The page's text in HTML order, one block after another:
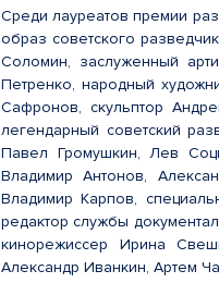
Среди лауреатов премии
образ советского
Соломин, заслуженный
Петренко, народный
Сафронов, скульптор
легендарный советский
Павел Громушкин, Лев
Владимир Антонов,
Владимир Карпов,
редактор службы
кинорежиссер Ирина
Александр Иванкин, Артем